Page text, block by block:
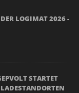
LOGIMAT 2026 -
STARTET